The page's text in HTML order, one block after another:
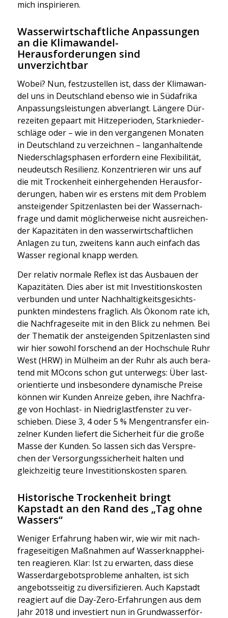
mich inspi­rie­ren.
Wasserwirtschaftliche Anpassungen
an die Klimawandel-
Herausforderungen sind
unverzichtbar
Wobei? Nun, fest­zu­stel­len ist, dass der Kli­ma­wan­
del uns in Deutsch­land eben­so wie in Süd­afri­ka
Anpas­sungs­leis­tun­gen abver­langt. Län­ge­re Dür­
re­zei­ten gepaart mit Hit­ze­pe­ri­oden, Stark­nie­der­
schlä­ge oder – wie in den ver­gan­ge­nen Mona­ten
in Deutsch­land zu ver­zeich­nen – lang­an­hal­ten­de
Nie­der­schlags­pha­sen erfor­dern eine Fle­xi­bi­li­tät,
neu­deutsch Resi­li­enz. Kon­zen­trie­ren wir uns auf
die mit Tro­cken­heit ein­her­ge­hen­den Her­aus­for­
de­run­gen, haben wir es ers­tens mit dem Pro­blem
anstei­gen­der Spit­zen­las­ten bei der Was­ser­nach­
fra­ge und damit mög­li­cher­wei­se nicht aus­rei­chen­
der Kapa­zi­tä­ten in den was­ser­wirt­schaft­li­chen
Anla­gen zu tun, zwei­tens kann auch ein­fach das
Was­ser regio­nal knapp wer­den.
Der rela­tiv nor­ma­le Reflex ist das Aus­bau­en der
Kapa­zi­tä­ten. Dies aber ist mit Inves­ti­ti­ons­kos­ten
ver­bun­den und unter Nach­hal­tig­keits­ge­sichts­
punk­ten min­des­tens frag­lich. Als Öko­nom rate ich,
die Nach­fra­ge­sei­te mit in den Blick zu neh­men. Bei
der The­ma­tik der anstei­gen­den Spit­zen­las­ten sind
wir hier sowohl for­schend an der Hoch­schu­le Ruhr
West (HRW) in Mül­heim an der Ruhr als auch bera­
tend mit MOcons schon gut unter­wegs: Über las­t­
ori­en­tier­te und ins­be­son­de­re dyna­mi­sche Prei­se
kön­nen wir Kun­den Anrei­ze geben, ihre Nach­fra­
ge von Hoch­last- in Nied­rig­last­fens­ter zu ver­
schie­ben. Die­se 3, 4 oder 5 % Men­gen­trans­fer ein­
zel­ner Kun­den lie­fert die Sicher­heit für die gro­ße
Mas­se der Kun­den. So las­sen sich das Ver­spre­
chen der Ver­sor­gungs­si­cher­heit hal­ten und
gleich­zei­tig teu­re Inves­ti­ti­ons­kos­ten spa­ren.
Historische Trockenheit bringt
Kapstadt an den Rand des „Tag ohne
Wassers“
Weni­ger Erfah­rung haben wir, wie wir mit nach­
fra­ge­sei­ti­gen Maß­nah­men auf Was­ser­knapp­hei­
ten reagie­ren. Klar: Ist zu erwar­ten, dass die­se
Was­serd­ar­ge­bots­pro­ble­me anhal­ten, ist sich
ange­bots­sei­tig zu diver­si­fi­zie­ren. Auch Kap­stadt
reagiert auf die Day-Zero-Erfah­run­gen aus dem
Jahr 2018 und inves­tiert nun in Grund­was­ser­för­